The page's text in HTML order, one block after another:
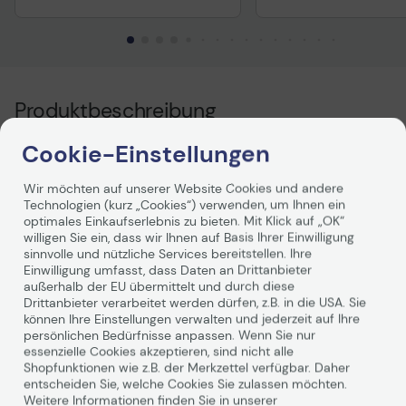
Produktbeschreibung
HPE 3 year Foundation Care 24x7
2626 Series Service
Beschreibung
HP Foundation Care Services bieten zentrale und
technologiespezifische Supportservices, mit denen Sie
bei der Planung des IT-Supports von mehr
Auswahlmöglichkeiten und von Vereinfachungen
profitieren. Foundation Care Services umfassen
Weiterlesen
Cookie-Einstellungen
Wir möchten auf unserer Website Cookies und andere
Technologien (kurz „Cookies“) verwenden, um Ihnen ein
optimales Einkaufserlebnis zu bieten. Mit Klick auf „OK“
willigen Sie ein, dass wir Ihnen auf Basis Ihrer Einwilligung
sinnvolle und nützliche Services bereitstellen. Ihre
Einwilligung umfasst, dass Daten an Drittanbieter
außerhalb der EU übermittelt und durch diese
Drittanbieter verarbeitet werden dürfen, z.B. in die USA. Sie
können Ihre Einstellungen verwalten und jederzeit auf Ihre
persönlichen Bedürfnisse anpassen. Wenn Sie nur
essenzielle Cookies akzeptieren, sind nicht alle
Shopfunktionen wie z.B. der Merkzettel verfügbar. Daher
entscheiden Sie, welche Cookies Sie zulassen möchten.
Weitere Informationen finden Sie in unserer